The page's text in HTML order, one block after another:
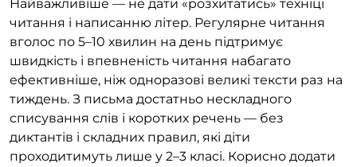
Найважливіше — не дати «розхитатись» техніці
читання і написанню літер. Регулярне читання
вголос по 5–10 хвилин на день підтримує
швидкість і впевненість читання набагато
ефективніше, ніж одноразові великі тексти раз на
тиждень. З письма достатньо нескладного
списування слів і коротких речень — без
диктантів і складних правил, які діти
проходитимуть лише у 2–3 класі. Корисно додати